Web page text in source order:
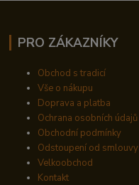
PRO ZÁKAZNÍKY
Obchod s tradicí
Vše o nákupu
Doprava a platba
Ochrana osobních údajů
Obchodní podmínky
Odstoupení od smlouvy
Velkoobchod
Kontakt